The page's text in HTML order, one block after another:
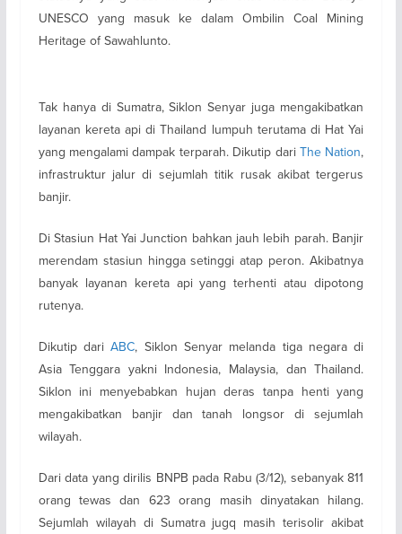
UNESCO yang masuk ke dalam Ombilin Coal Mining
Heritage of Sawahlunto.
Tak hanya di Sumatra, Siklon Senyar juga mengakibatkan
layanan kereta api di Thailand lumpuh terutama di Hat Yai
yang mengalami dampak terparah. Dikutip dari The Nation,
infrastruktur jalur di sejumlah titik rusak akibat tergerus
banjir.
Di Stasiun Hat Yai Junction bahkan jauh lebih parah. Banjir
merendam stasiun hingga setinggi atap peron. Akibatnya
banyak layanan kereta api yang terhenti atau dipotong
rutenya.
Dikutip dariABC, Siklon Senyar melanda tiga negara di
Asia Tenggara yakni Indonesia, Malaysia, dan Thailand.
Siklon ini menyebabkan hujan deras tanpa henti yang
mengakibatkan banjir dan tanah longsor di sejumlah
wilayah.
Dari data yang dirilis BNPB pada Rabu (3/12), sebanyak 811
orang tewas dan 623 orang masih dinyatakan hilang.
Sejumlah wilayah di Sumatra jugq masih terisolir akibat